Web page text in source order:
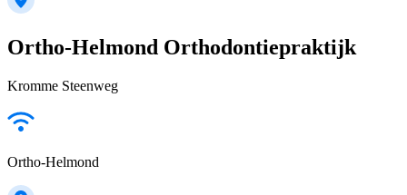
Ortho-Helmond Orthodontiepraktijk
Kromme Steenweg
Ortho-Helmond